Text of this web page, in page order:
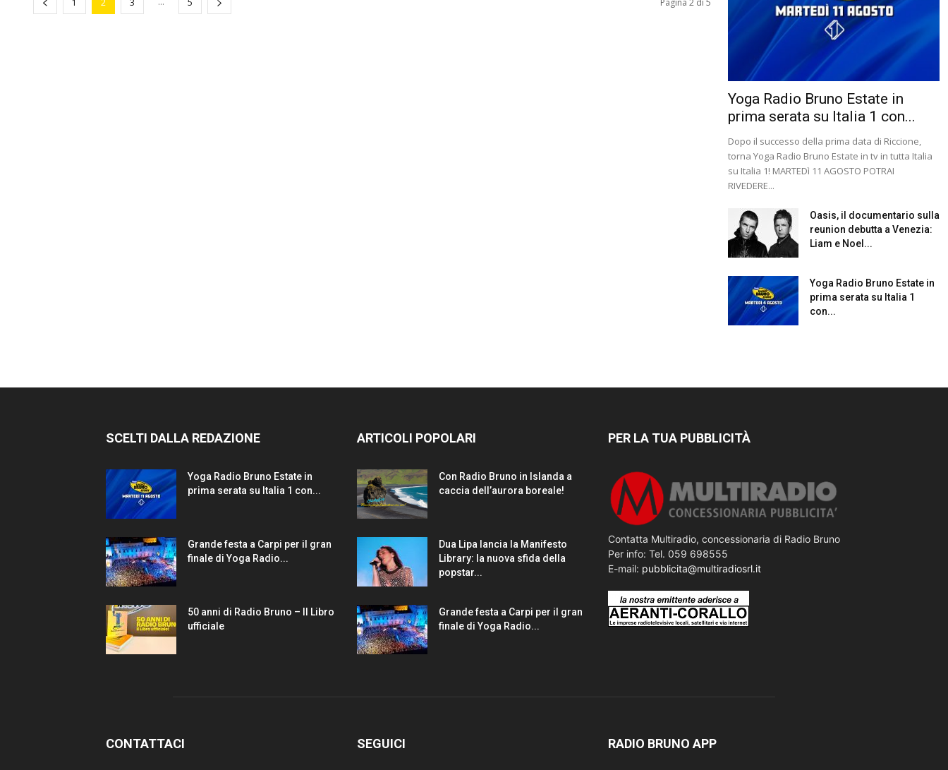
1 2 3 5 Pagina 2 di 5
Yoga Radio Bruno Estate in
prima serata su Italia 1 con...
Dopo il successo della prima data di Riccione,
torna Yoga Radio Bruno Estate in tv in tutta Italia
su Italia 1! MARTEDì 11 AGOSTO POTRAI
RIVEDERE...
Oasis, il documentario sulla
reunion debutta a Venezia:
Liam e Noel...
Yoga Radio Bruno Estate in
prima serata su Italia 1
con...
SCELTI DALLA REDAZIONE
Yoga Radio Bruno Estate in
prima serata su Italia 1 con...
Grande festa a Carpi per il gran
finale di Yoga Radio...
50 anni di Radio Bruno – Il Libro
ufficiale
ARTICOLI POPOLARI
Con Radio Bruno in Islanda a
caccia dell’aurora boreale!
Dua Lipa lancia la Manifesto
Library: la nuova sfida della
popstar...
Grande festa a Carpi per il gran
finale di Yoga Radio...
PER LA TUA PUBBLICITÀ
Contatta Multiradio, concessionaria di Radio Bruno
Per info: Tel. 059 698555
E-mail: pubblicita@multiradiosrl.it
CONTATTACI SEGUICI RADIO BRUNO APP